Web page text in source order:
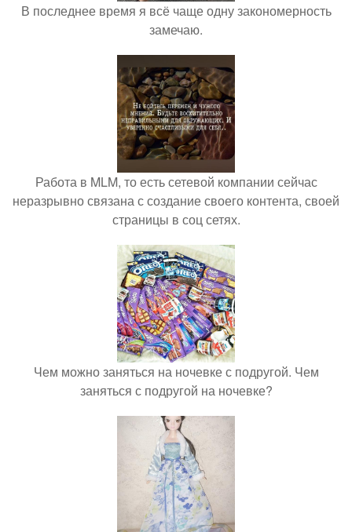
В последнее время я всё чаще одну закономерность
замечаю.
Работа в MLM, то есть сетевой компании сейчас
неразрывно связана с создание своего контента, своей
страницы в соц сетях.
Чем можно заняться на ночевке с подругой. Чем
заняться с подругой на ночевке?